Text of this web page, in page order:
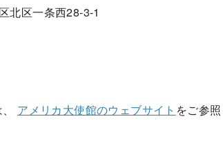
北区一条西28-3-1
アメリカ大使館のウェブサイト をご参照